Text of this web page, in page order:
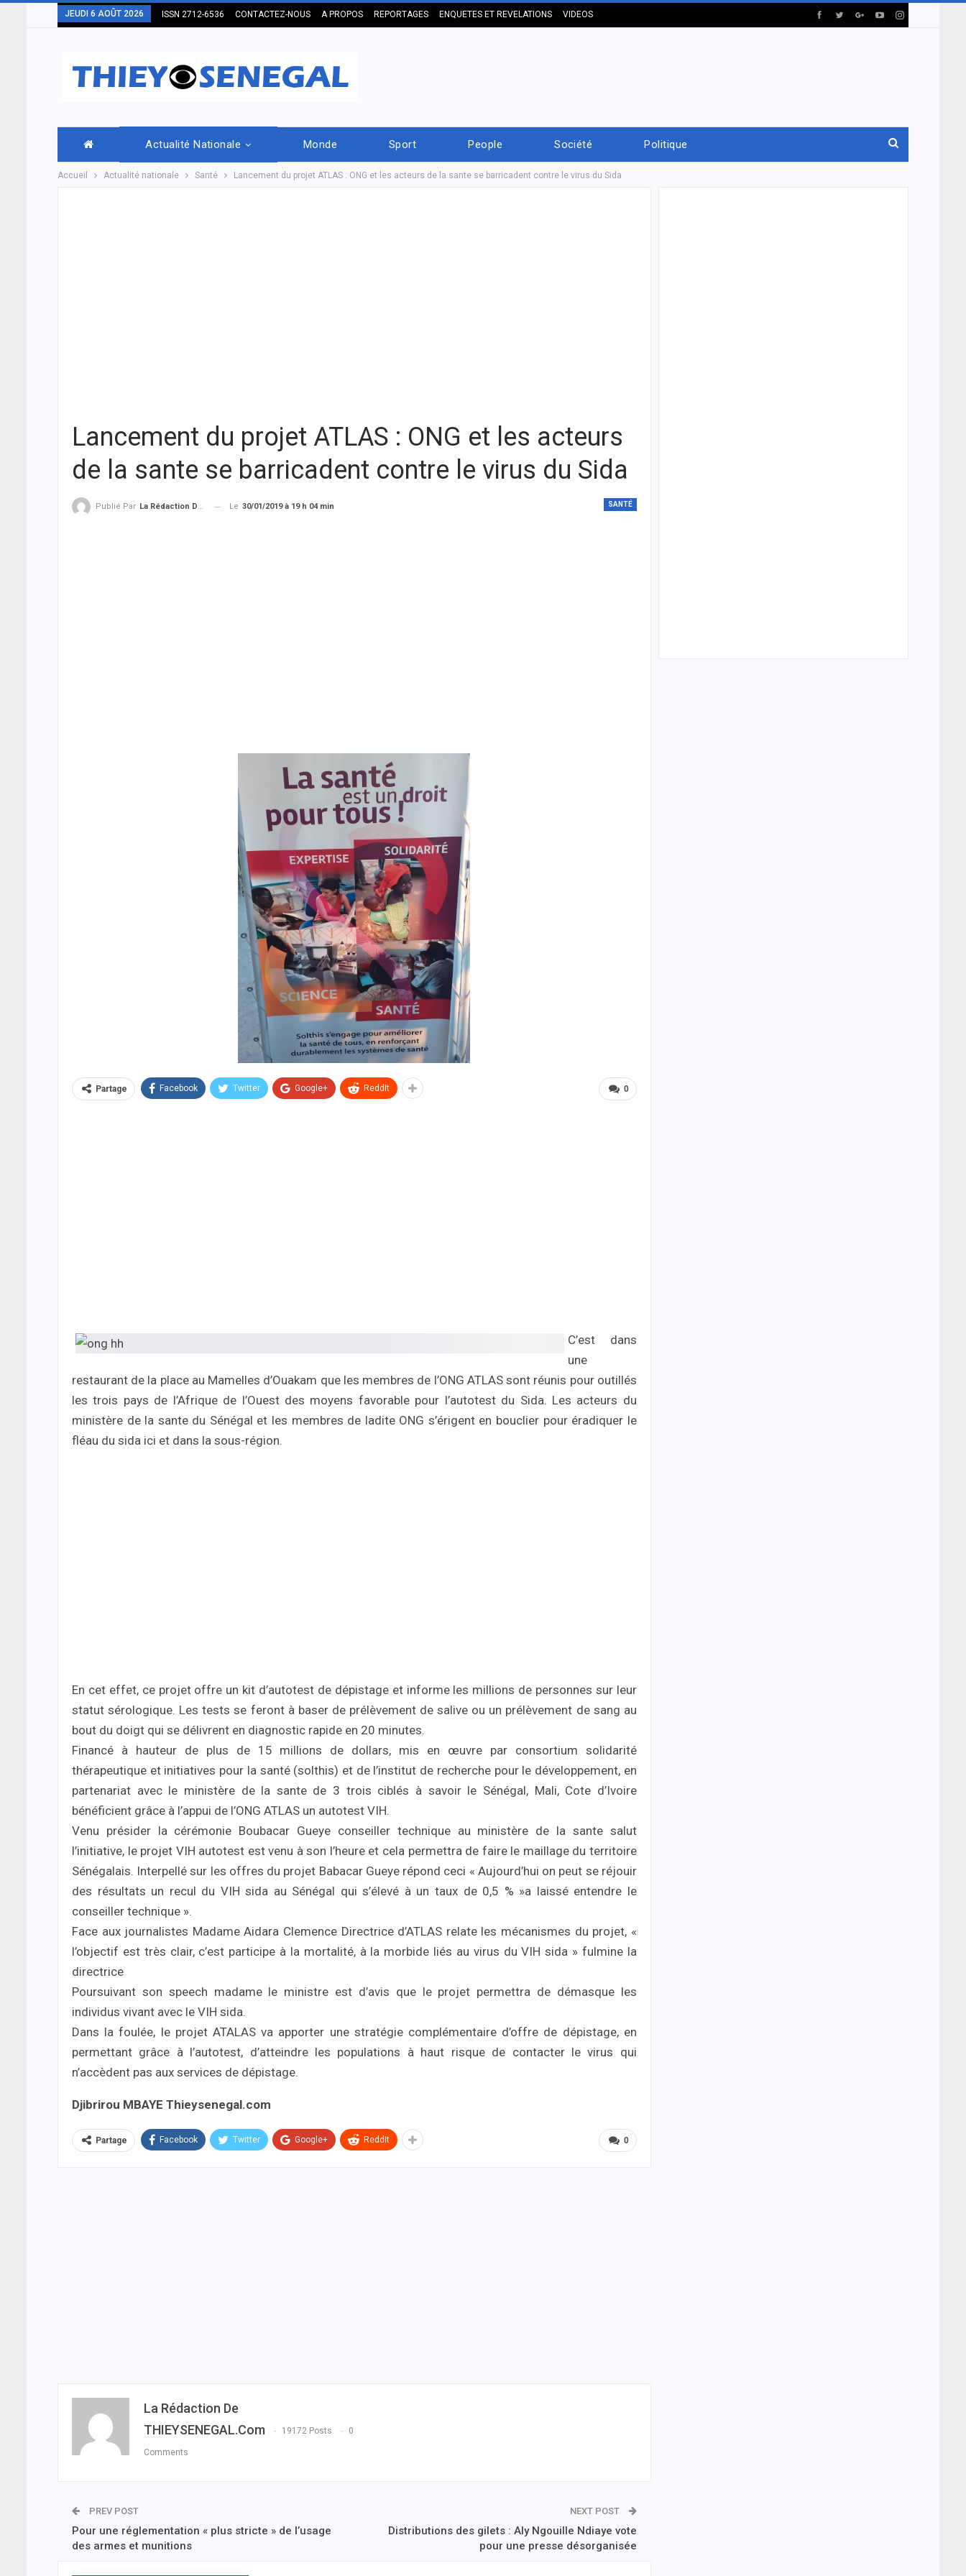
JEUDI 6 AOÛT 2026 ISSN 2712-6536 CONTACTEZ-NOUS A PROPOS REPORTAGES ENQUETES ET REVELATIONS VIDEOS
Actualité Nationale Monde Sport People Société Politique
Accueil Actualité nationale Santé Lancement du projet ATLAS : ONG et les acteurs de la sante se barricadent contre le virus du Sida
Lancement du projet ATLAS : ONG et les acteurs
de la sante se barricadent contre le virus du Sida
SANTÉ
Publié Par La Rédaction De THIEYSENEGAL.com Le 30/01/2019 à 19 h 04 min
0
Partage Facebook Twitter Google+ ReddIt
C’est dans
une
restaurant de la place au Mamelles d’Ouakam que les membres de l’ONG ATLAS sont réunis pour outillés
les trois pays de l’Afrique de l’Ouest des moyens favorable pour l’autotest du Sida. Les acteurs du
ministère de la sante du Sénégal et les membres de ladite ONG s’érigent en bouclier pour éradiquer le
fléau du sida ici et dans la sous-région.
En cet effet, ce projet offre un kit d’autotest de dépistage et informe les millions de personnes sur leur
statut sérologique. Les tests se feront à baser de prélèvement de salive ou un prélèvement de sang au
bout du doigt qui se délivrent en diagnostic rapide en 20 minutes.
Financé à hauteur de plus de 15 millions de dollars, mis en œuvre par consortium solidarité
thérapeutique et initiatives pour la santé (solthis) et de l’institut de recherche pour le développement, en
partenariat avec le ministère de la sante de 3 trois ciblés à savoir le Sénégal, Mali, Cote d’Ivoire
bénéficient grâce à l’appui de l’ONG ATLAS un autotest VIH.
Venu présider la cérémonie Boubacar Gueye conseiller technique au ministère de la sante salut
l’initiative, le projet VIH autotest est venu à son l’heure et cela permettra de faire le maillage du territoire
Sénégalais. Interpellé sur les offres du projet Babacar Gueye répond ceci « Aujourd’hui on peut se réjouir
des résultats un recul du VIH sida au Sénégal qui s’élevé à un taux de 0,5 % »a laissé entendre le
conseiller technique ».
Face aux journalistes Madame Aidara Clemence Directrice d’ATLAS relate les mécanismes du projet, «
l’objectif est très clair, c’est participe à la mortalité, à la morbide liés au virus du VIH sida » fulmine la
directrice
Poursuivant son speech madame le ministre est d’avis que le projet permettra de démasque les
individus vivant avec le VIH sida.
Dans la foulée, le projet ATALAS va apporter une stratégie complémentaire d’offre de dépistage, en
permettant grâce à l’autotest, d’atteindre les populations à haut risque de contacter le virus qui
n’accèdent pas aux services de dépistage.
Djibrirou MBAYE Thieysenegal.com
0
Partage Facebook Twitter Google+ ReddIt
La Rédaction De
THIEYSENEGAL.com
19172 Posts 0
Comments
PREV POST
Pour une réglementation « plus stricte » de l’usage
des armes et munitions
NEXT POST
Distributions des gilets : Aly Ngouille Ndiaye vote
pour une presse désorganisée